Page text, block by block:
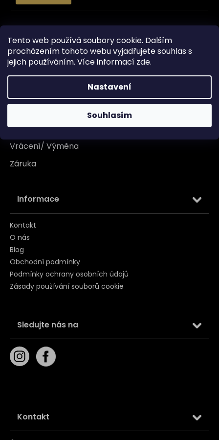
Tento web používá soubory cookie. Dalším
procházením tohoto webu vyjadřujete souhlas s
jejich používáním. Více informací zde.
Nastavení
Souhlasím
Doprava
Garance originality
Tabulka velikosti
Vrácení/ Výměna
Záruka
Informace
Kontakt
O nás
Blog
Obchodní podmínky
Podmínky ochrany osobních údajů
Zásady používání souborů cookie
Sledujte nás na
Kontakt